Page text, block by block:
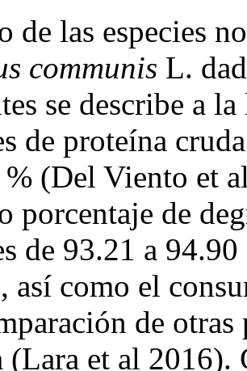
de las especies
communis L.
se describe a
de proteína
(Del Viento et
porcentaje de
de 93.21 a
así como el
de
(Lara et al 2016).